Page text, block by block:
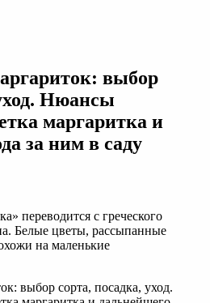
выбор
Нюансы
маргаритка и
за ним в саду
переводится с греческого
Белые цветы, рассыпанные
на маленькие